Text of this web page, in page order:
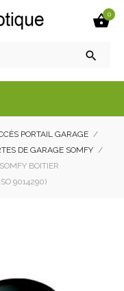
0

PORTAIL GARAGE
DE GARAGE SOMFY
SOMFY BOITIER
9014290)